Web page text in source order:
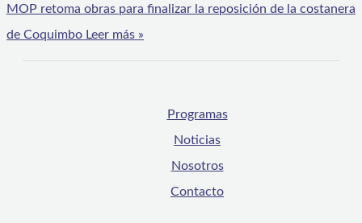
MOP retoma obras para finalizar la reposición de la costanera
de Coquimbo Leer más »
Programas
Noticias
Nosotros
Contacto